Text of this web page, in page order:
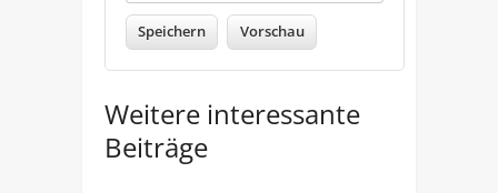
Weitere interessante
Beiträge